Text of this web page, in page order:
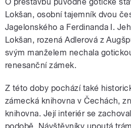
Lokšan, osobní tajemník dvou
Jagelonského a Ferdinanda I.
Lokšan, rozená Adlerová z
svým manželem nechala
renesanční zámek.
Z této doby pochází také
zámecká knihovna v Čechách,
knihovna. Její interiér se